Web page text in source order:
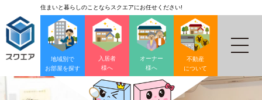
住まいと暮らしのことならスクエアにお任せください!
地域別で
お部屋を探す
入居者
様へ
オーナー
様へ
不動産
について